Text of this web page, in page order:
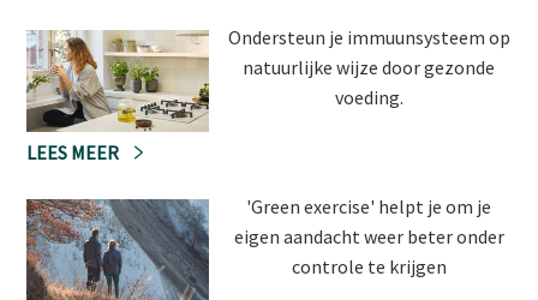
Ondersteun je immuunsysteem op
natuurlijke wijze door gezonde
voeding.
LEES MEER
'Green exercise' helpt je om je
eigen aandacht weer beter onder
controle te krijgen